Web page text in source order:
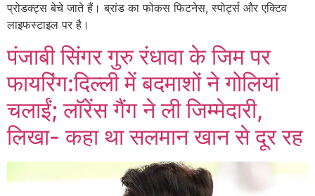
प्रोडक्ट्स बेचे जाते हैं। ब्रांड का फोकस फिटनेस, स्पोर्ट्स और एक्टिव
लाइफस्टाइल पर है।
पंजाबी सिंगर गुरु रंधावा के जिम पर
फायरिंग:दिल्ली में बदमाशों ने गोलियां
चलाईं; लॉरेंस गैंग ने ली जिम्मेदारी,
लिखा- कहा था सलमान खान से दूर रह